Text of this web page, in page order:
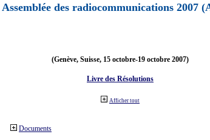
Assemblée des radiocommunications 2007
(Genève, Suisse, 15 octobre-19 octobre 2007)
Livre des Résolutions
Afficher tout
Documents